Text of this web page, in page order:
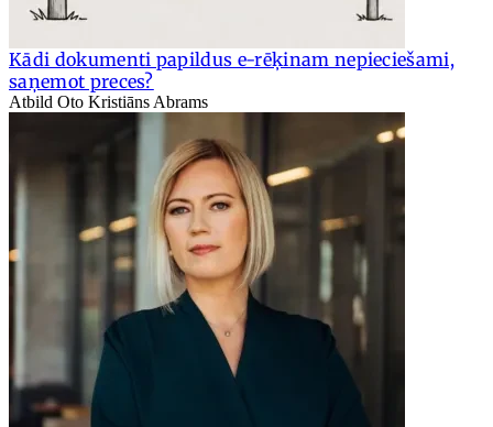
Kādi dokumenti papildus e-rēķinam nepieciešami,
saņemot preces?
Atbild Oto Kristiāns Abrams